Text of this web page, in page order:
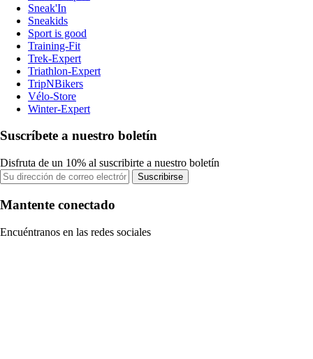
Sneak'In
Sneakids
Sport is good
Training-Fit
Trek-Expert
Triathlon-Expert
TripNBikers
Vélo-Store
Winter-Expert
Suscríbete a nuestro boletín
Disfruta de un 10% al suscribirte a nuestro boletín
Suscribirse
Mantente conectado
Encuéntranos en las redes sociales